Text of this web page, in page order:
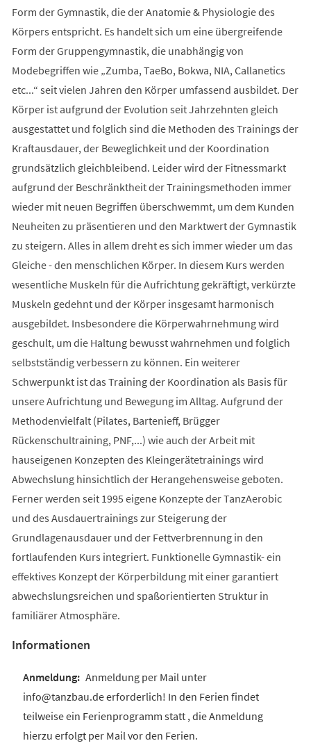
Form der Gymnastik, die der Anatomie & Physiologie des
Körpers entspricht. Es handelt sich um eine übergreifende
Form der Gruppengymnastik, die unabhängig von
Modebegriffen wie „Zumba, TaeBo, Bokwa, NIA, Callanetics
etc...“ seit vielen Jahren den Körper umfassend ausbildet. Der
Körper ist aufgrund der Evolution seit Jahrzehnten gleich
ausgestattet und folglich sind die Methoden des Trainings der
Kraftausdauer, der Beweglichkeit und der Koordination
grundsätzlich gleichbleibend. Leider wird der Fitnessmarkt
aufgrund der Beschränktheit der Trainingsmethoden immer
wieder mit neuen Begriffen überschwemmt, um dem Kunden
Neuheiten zu präsentieren und den Marktwert der Gymnastik
zu steigern. Alles in allem dreht es sich immer wieder um das
Gleiche - den menschlichen Körper. In diesem Kurs werden
wesentliche Muskeln für die Aufrichtung gekräftigt, verkürzte
Muskeln gedehnt und der Körper insgesamt harmonisch
ausgebildet. Insbesondere die Körperwahrnehmung wird
geschult, um die Haltung bewusst wahrnehmen und folglich
selbstständig verbessern zu können. Ein weiterer
Schwerpunkt ist das Training der Koordination als Basis für
unsere Aufrichtung und Bewegung im Alltag. Aufgrund der
Methodenvielfalt (Pilates, Bartenieff, Brügger
Rückenschultraining, PNF,...) wie auch der Arbeit mit
hauseigenen Konzepten des Kleingerätetrainings wird
Abwechslung hinsichtlich der Herangehensweise geboten.
Ferner werden seit 1995 eigene Konzepte der TanzAerobic
und des Ausdauertrainings zur Steigerung der
Grundlagenausdauer und der Fettverbrennung in den
fortlaufenden Kurs integriert. Funktionelle Gymnastik- ein
effektives Konzept der Körperbildung mit einer garantiert
abwechslungsreichen und spaßorientierten Struktur in
familiärer Atmosphäre.
Informationen
Anmeldung per Mail unter
info@tanzbau.de erforderlich! In den Ferien findet
teilweise ein Ferienprogramm statt , die Anmeldung
hierzu erfolgt per Mail vor den Ferien.